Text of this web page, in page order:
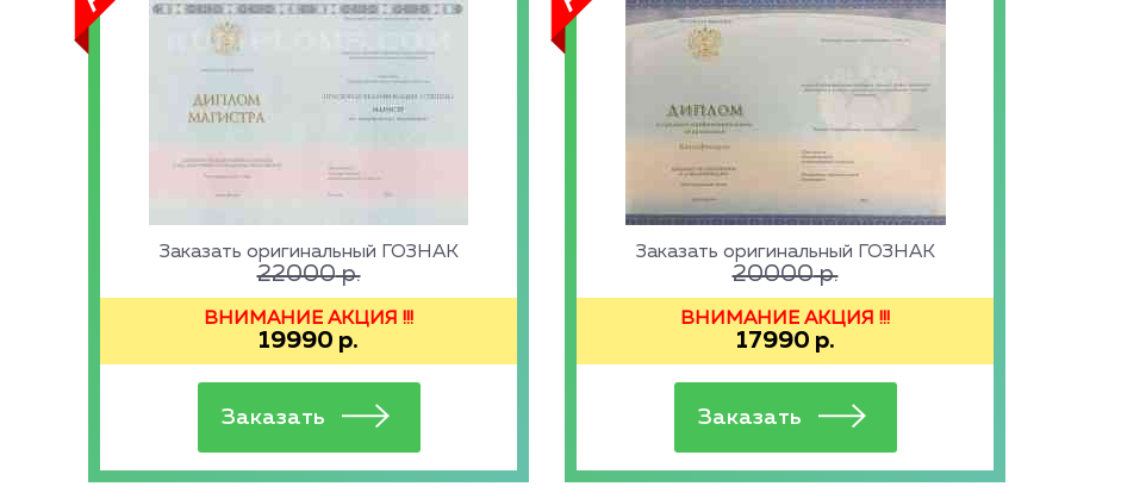
Заказать оригинальный ГОЗНАК
22000р.
ВНИМАНИЕ АКЦИЯ !!!
19990 р.
Заказать оригинальный ГОЗНАК
20000р.
ВНИМАНИЕ АКЦИЯ !!!
17990 р.